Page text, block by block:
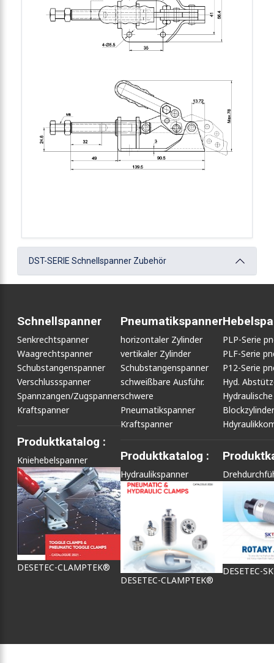
DST-SERIE Schnellspanner Zubehör
Schnellspanner
Senkrechtspanner
Waagrechtspanner
Schubstangenspanner
Verschlussspanner
Spannzangen/Zugspanner
Kraftspanner
Produktkatalog :
Kniehebelspanner
DESETEC-CLAMPTEK®
Pneumatikspanner
horizontaler Zylinder
vertikaler Zylinder
Schubstangenspanner
schweißbare Ausführ.
schwere
Pneumatikspanner
Kraftspanner
Produktkatalog :
Hydraulikspanner
DESETEC-CLAMPTEK®
PLP-Serie
PLF-Serie
P12-Serie
Hyd.
Hydraulische
Blockzylinder
DESETEC-